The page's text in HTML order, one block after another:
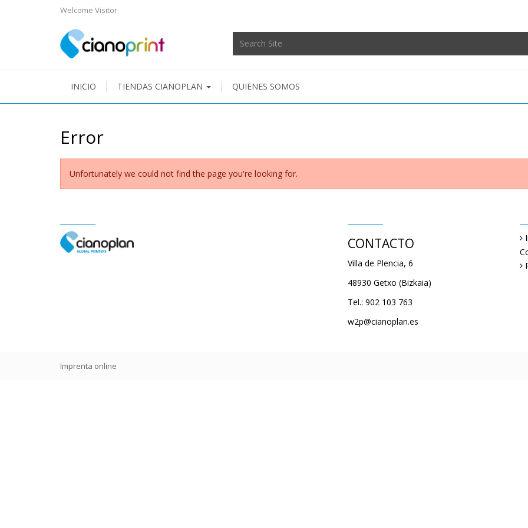
Welcome Visitor
INICIO TIENDAS CIANOPLAN QUIENES SOMOS
Error
Unfortunately we could not find the page you're looking for.
CONTACTO
Villa de Plencia, 6
48930 Getxo (Bizkaia)
Tel.: 902 103 763
w2p@cianoplan.es
Imprenta online